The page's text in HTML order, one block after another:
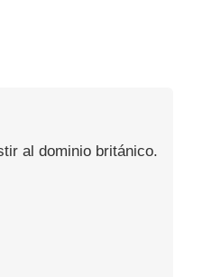
al dominio británico.